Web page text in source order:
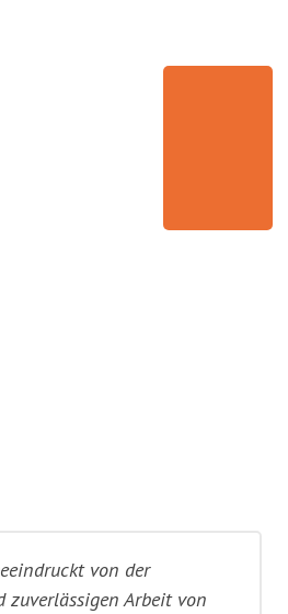
von der
zuverlässigen Arbeit von